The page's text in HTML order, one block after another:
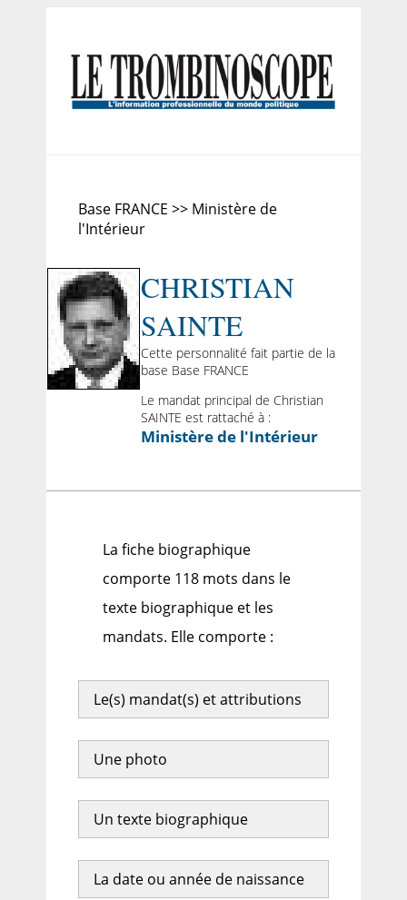
Base FRANCE >> Ministère de
l'Intérieur
CHRISTIAN
SAINTE
Cette personnalité fait partie de la
base Base FRANCE
Le mandat principal de Christian
SAINTE est rattaché à :
Ministère de l'Intérieur
La fiche biographique
comporte 118 mots dans le
texte biographique et les
mandats. Elle comporte :
Le(s) mandat(s) et attributions
Une photo
Un texte biographique
La date ou année de naissance